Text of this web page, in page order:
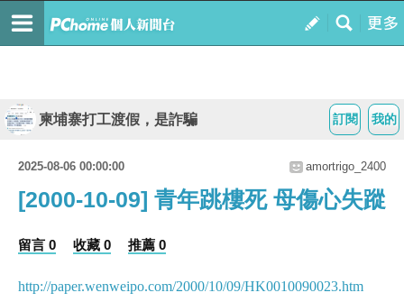
我的
訂閱
柬埔寨打工渡假，是詐騙
2025-08-06 00:00:00 amortrigo_2400
[2000-10-09] 青年跳樓死 母傷心失蹤
留言 0 收藏 0 推薦 0
http://paper.wenweipo.com/2000/10/09/HK0010090023.htm